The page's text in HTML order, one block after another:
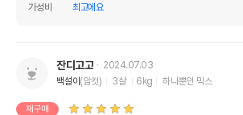
가성비
최고에요
잔디고고
2024.07.03
백설이(암컷) 3살 6kg 하나뿐인 믹스
재구매